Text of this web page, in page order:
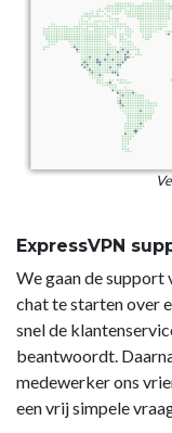
ExpressVPN
We gaan de support
chat te starten over
snel de
beantwoordt.
medewerker ons
een vrij simpele